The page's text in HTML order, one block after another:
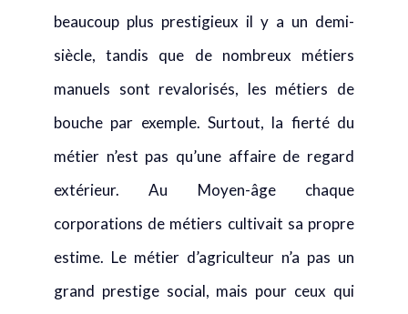
beaucoup plus prestigieux il y a un demi-
siècle, tandis que de nombreux métiers
manuels sont revalorisés, les métiers de
bouche par exemple. Surtout, la fierté du
métier n’est pas qu’une affaire de regard
extérieur. Au Moyen-âge chaque
corporations de métiers cultivait sa propre
estime. Le métier d’agriculteur n’a pas un
grand prestige social, mais pour ceux qui